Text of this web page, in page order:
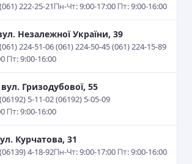
222-25-21Пн-Чт: 9:00-17:00 Пт: 9:00-16:00
Незалежної України, 39
224-51-06 (061) 224-50-45 (061) 224-15-89
Пт: 9:00-16:00
Гризодубової, 55
5-11-02 (06192) 5-05-09
Пт: 9:00-16:00
Курчатова, 31
4-18-92Пн-Чт: 9:00-17:00 Пт: 9:00-16:00